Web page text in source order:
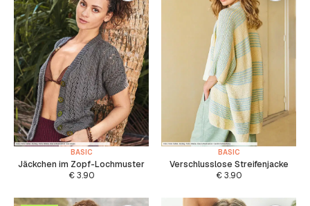
BASIC
Jäckchen im Zopf-Lochmuster
€3.90
BASIC
Verschlusslose Streifenjacke
€3.90